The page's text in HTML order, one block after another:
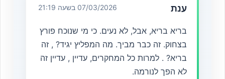
ענת 07/03/2026 בשעה 21:19
בריא בריא, אבל, לא נעים. כי מי שנוכח פורץ
בצחוק. זה כבר מביך. מה המפליץ יגיד? , זה
בריא? . למרות כל המחקרים, עדיין , עדיין זה
לא הפך לנורמה.